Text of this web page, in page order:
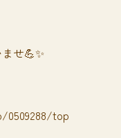
せ💪✨
top